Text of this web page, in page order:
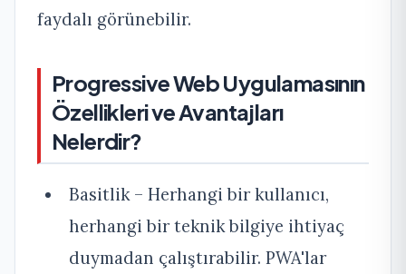
faydalı görünebilir.
Progressive Web Uygulamasının
Özellikleri ve Avantajları
Nelerdir?
Basitlik – Herhangi bir kullanıcı,
herhangi bir teknik bilgiye ihtiyaç
duymadan çalıştırabilir. PWA'lar